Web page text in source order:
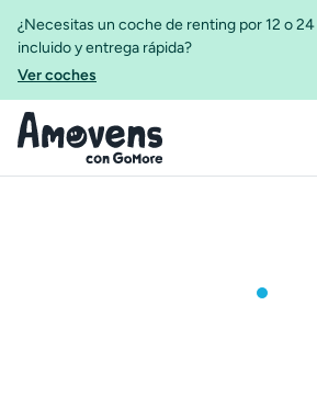
¿Necesitas un coche de renting por 12 o
incluido y entrega rápida?
Ver coches